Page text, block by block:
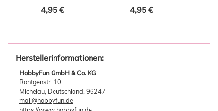
Händen Kommunion
4,95 €
Junge mit Bibel
4,95 €
Herstellerinformationen:
HobbyFun GmbH & Co. KG
Röntgenstr. 10
Michelau, Deutschland, 96247
mail@hobbyfun.de
https://www.hobbyfun.de